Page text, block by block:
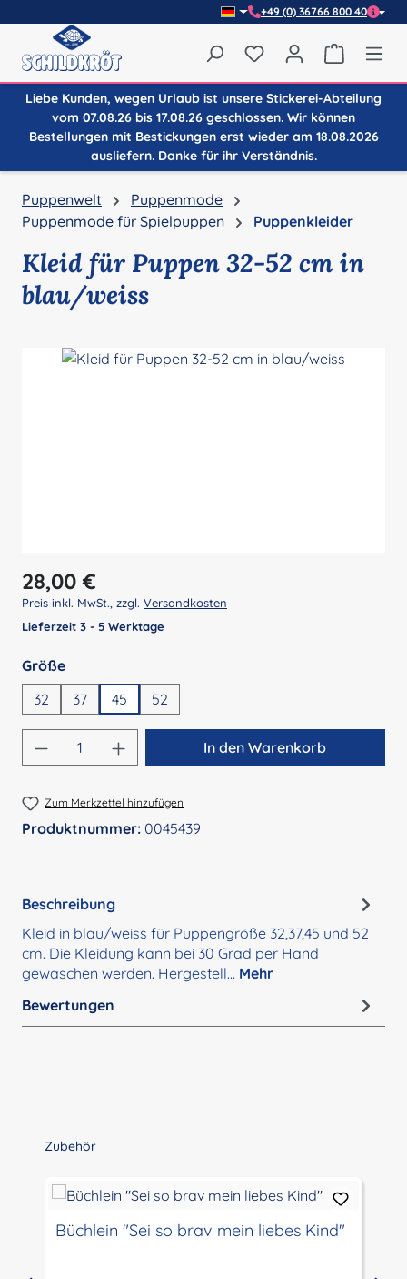
+49 (0) 36766 800 40
Du hast 0 Produkte
Liebe Kunden, wegen Urlaub ist unsere Stickerei-Abteilung
vom 07.08.26 bis 17.08.26 geschlossen. Wir können
Bestellungen mit Bestickungen erst wieder am 18.08.2026
ausliefern. Danke für ihr Verständnis.
Puppenwelt
Puppenmode
Puppenmode für Spielpuppen
Puppenkleider
Kleid für Puppen 32-52 cm in
blau/weiss
Regulärer Preis:
28,00 €
Preis inkl. MwSt., zzgl. Versandkosten
Lieferzeit 3 - 5 Werktage
Größeauswählen
32
37 45 52
Produkt Anzahl: Gib den gewünschten
In den Warenkorb
Zum Merkzettel hinzufügen
Produktnummer: 0045439
Beschreibung
Kleid in blau/weiss für Puppengröße 32,37,45 und 52
cm. Die Kleidung kann bei 30 Grad per Hand
gewaschen werden. Hergestell… Mehr
Bewertungen
Produktgalerie überspringen
Zubehör
Büchlein "Sei so brav mein liebes Kind"